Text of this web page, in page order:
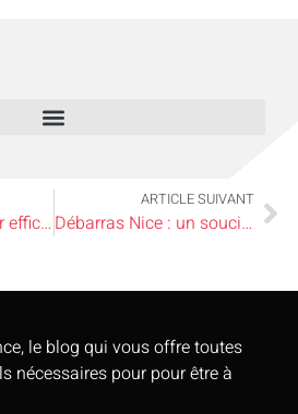
Comment entretenir efficacement une pelouse ?
ARTICLE SUIVANT
Débarras Nice : un souci de moins, un espace de plus avec Pro Débarras 06
le blog qui vous offre toutes
nécessaires pour pour être à